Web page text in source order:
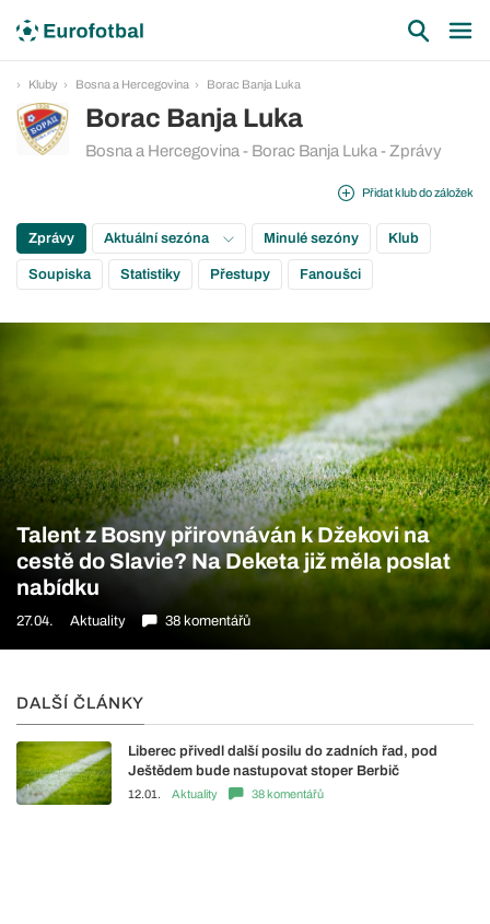
Kluby Bosna a Hercegovina Borac Banja Luka
Borac Banja Luka
Bosna a Hercegovina - Borac Banja Luka - Zprávy
Přidat klub do záložek
Zprávy Aktuální sezóna Minulé sezóny Klub
Soupiska Statistiky Přestupy Fanoušci
Talent z Bosny přirovnáván k Džekovi na
cestě do Slavie? Na Deketa již měla poslat
nabídku
27.04. Aktuality 38 komentářů
DALŠÍ ČLÁNKY
Liberec přivedl další posilu do zadních řad, pod
Ještědem bude nastupovat stoper Berbič
12.01. Aktuality 38 komentářů